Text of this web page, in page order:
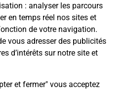
: analyser les parcours
en temps réel nos sites et
de votre navigation.
vous adresser des publicités
d’intérêts sur notre site et
et fermer" vous acceptez